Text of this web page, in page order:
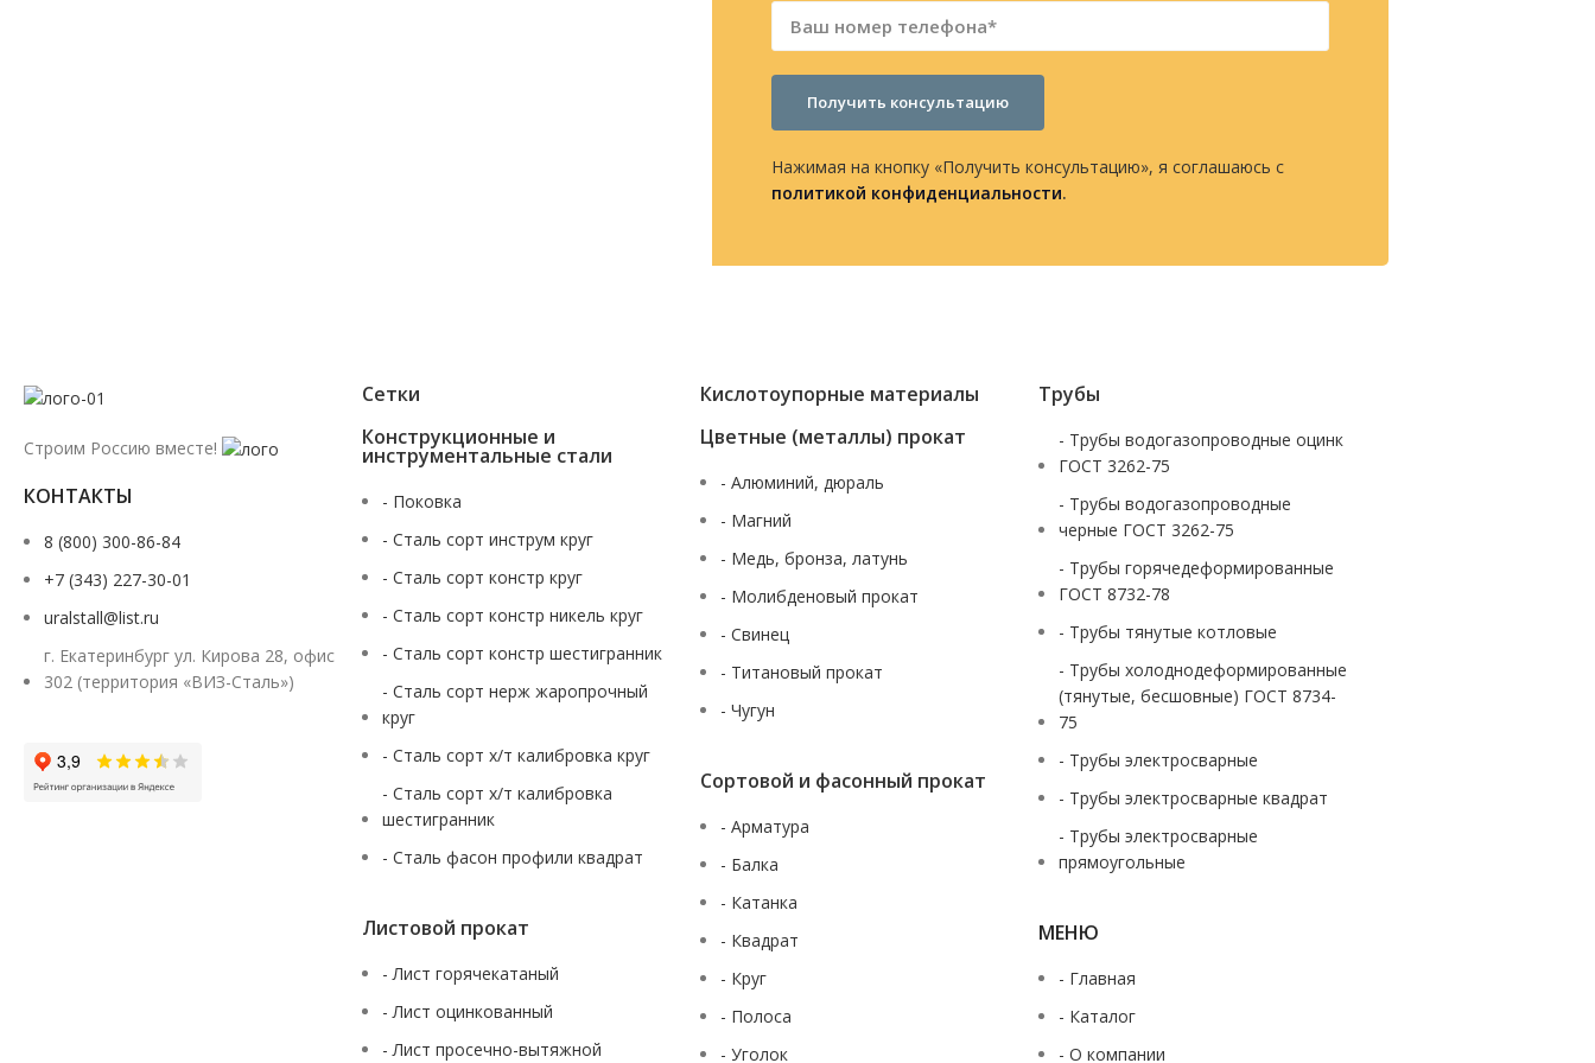
Получить консультацию
Нажимая на кнопку «Получить консультацию», я соглашаюсь с
политикой конфиденциальности.
Строим Россию вместе!
КОНТАКТЫ
8 (800) 300-86-84
+7 (343) 227-30-01
uralstall@list.ru
г. Екатеринбург ул. Кирова 28, офис
302 (территория «ВИЗ-Сталь»)
Сетки
Конструкционные и
инструментальные стали
- Поковка
- Сталь сорт инструм круг
- Сталь сорт констр круг
- Сталь сорт констр никель круг
- Сталь сорт констр шестигранник
- Сталь сорт нерж жаропрочный
круг
- Сталь сорт х/т калибровка круг
- Сталь сорт х/т калибровка
шестигранник
- Сталь фасон профили квадрат
Листовой прокат
- Лист горячекатаный
- Лист оцинкованный
- Лист просечно-вытяжной
Кислотоупорные материалы
Цветные (металлы) прокат
- Алюминий, дюраль
- Магний
- Медь, бронза, латунь
- Молибденовый прокат
- Свинец
- Титановый прокат
- Чугун
Сортовой и фасонный прокат
- Арматура
- Балка
- Катанка
- Квадрат
- Круг
- Полоса
- Уголок
Трубы
- Трубы водогазопроводные оцинк
ГОСТ 3262-75
- Трубы водогазопроводные
черные ГОСТ 3262-75
- Трубы горячедеформированные
ГОСТ 8732-78
- Трубы тянутые котловые
- Трубы холоднодеформированные
(тянутые, бесшовные) ГОСТ 8734-
75
- Трубы электросварные
- Трубы электросварные квадрат
- Трубы электросварные
прямоугольные
МЕНЮ
- Главная
- Каталог
- О компании